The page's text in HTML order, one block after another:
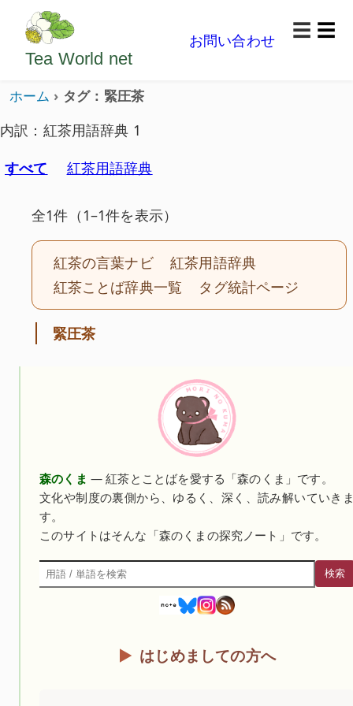
ようこそいらっしゃいました。どうぞごゆっくり楽
Tea World net
お問い合わせ
☰
ホーム タグ：緊圧茶
内訳：紅茶用語辞典 1
すべて
紅茶用語辞典
全1件（1–1件を表示）
紅茶の言葉ナビ
紅茶用語辞典
紅茶ことば辞典一覧
タグ統計ページ
緊圧茶
森のくま — 紅茶とことばを愛する「森のくま」です。
文化や制度の裏側から、ゆるく、深く、読み解いていき
す。
このサイトはそんな「森のくまの探究ノート」です。
検索
検索
はじめましての方へ